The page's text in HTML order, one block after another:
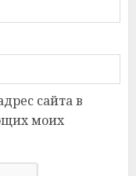
сайта в
моих